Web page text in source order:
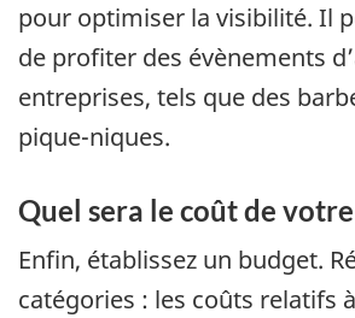
pour optimiser la visibilité. Il
de profiter des évènements
entreprises, tels que des
pique-niques.
Quel sera le coût de votre
Enfin, établissez un budget.
catégories : les coûts relatifs